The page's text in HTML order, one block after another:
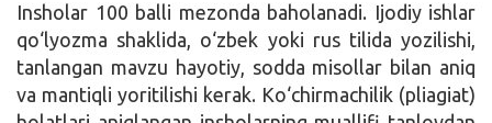
Insholar 100 balli mezonda baholanadi. Ijodiy ishlar
qo‘lyozma shaklida, o‘zbek yoki rus tilida yozilishi,
tanlangan mavzu hayotiy, sodda misollar bilan aniq
va mantiqli yoritilishi kerak. Ko‘chirmachilik (pliagiat)